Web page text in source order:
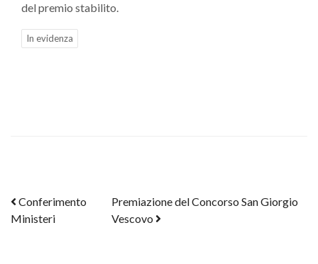
del premio stabilito.
In evidenza
Post navigation
Conferimento
Ministeri
Premiazione del Concorso San Giorgio
Vescovo